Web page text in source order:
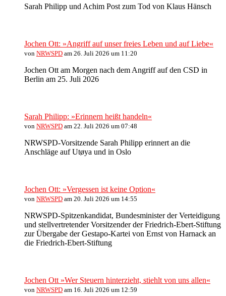
Sarah Philipp und Achim Post zum Tod von Klaus Hänsch
Jochen Ott: »Angriff auf unser freies Leben und auf Liebe«
von NRWSPD am 26. Juli 2026 um 11:20
Jochen Ott am Morgen nach dem Angriff auf den CSD in
Berlin am 25. Juli 2026
Sarah Philipp: »Erinnern heißt handeln«
von NRWSPD am 22. Juli 2026 um 07:48
NRWSPD-Vorsitzende Sarah Philipp erinnert an die
Anschläge auf Utøya und in Oslo
Jochen Ott: »Vergessen ist keine Option«
von NRWSPD am 20. Juli 2026 um 14:55
NRWSPD-Spitzenkandidat, Bundesminister der Verteidigung
und stellvertretender Vorsitzender der Friedrich-Ebert-Stiftung
zur Übergabe der Gestapo-Kartei von Ernst von Harnack an
die Friedrich-Ebert-Stiftung
Jochen Ott »Wer Steuern hinterzieht, stiehlt von uns allen«
von NRWSPD am 16. Juli 2026 um 12:59